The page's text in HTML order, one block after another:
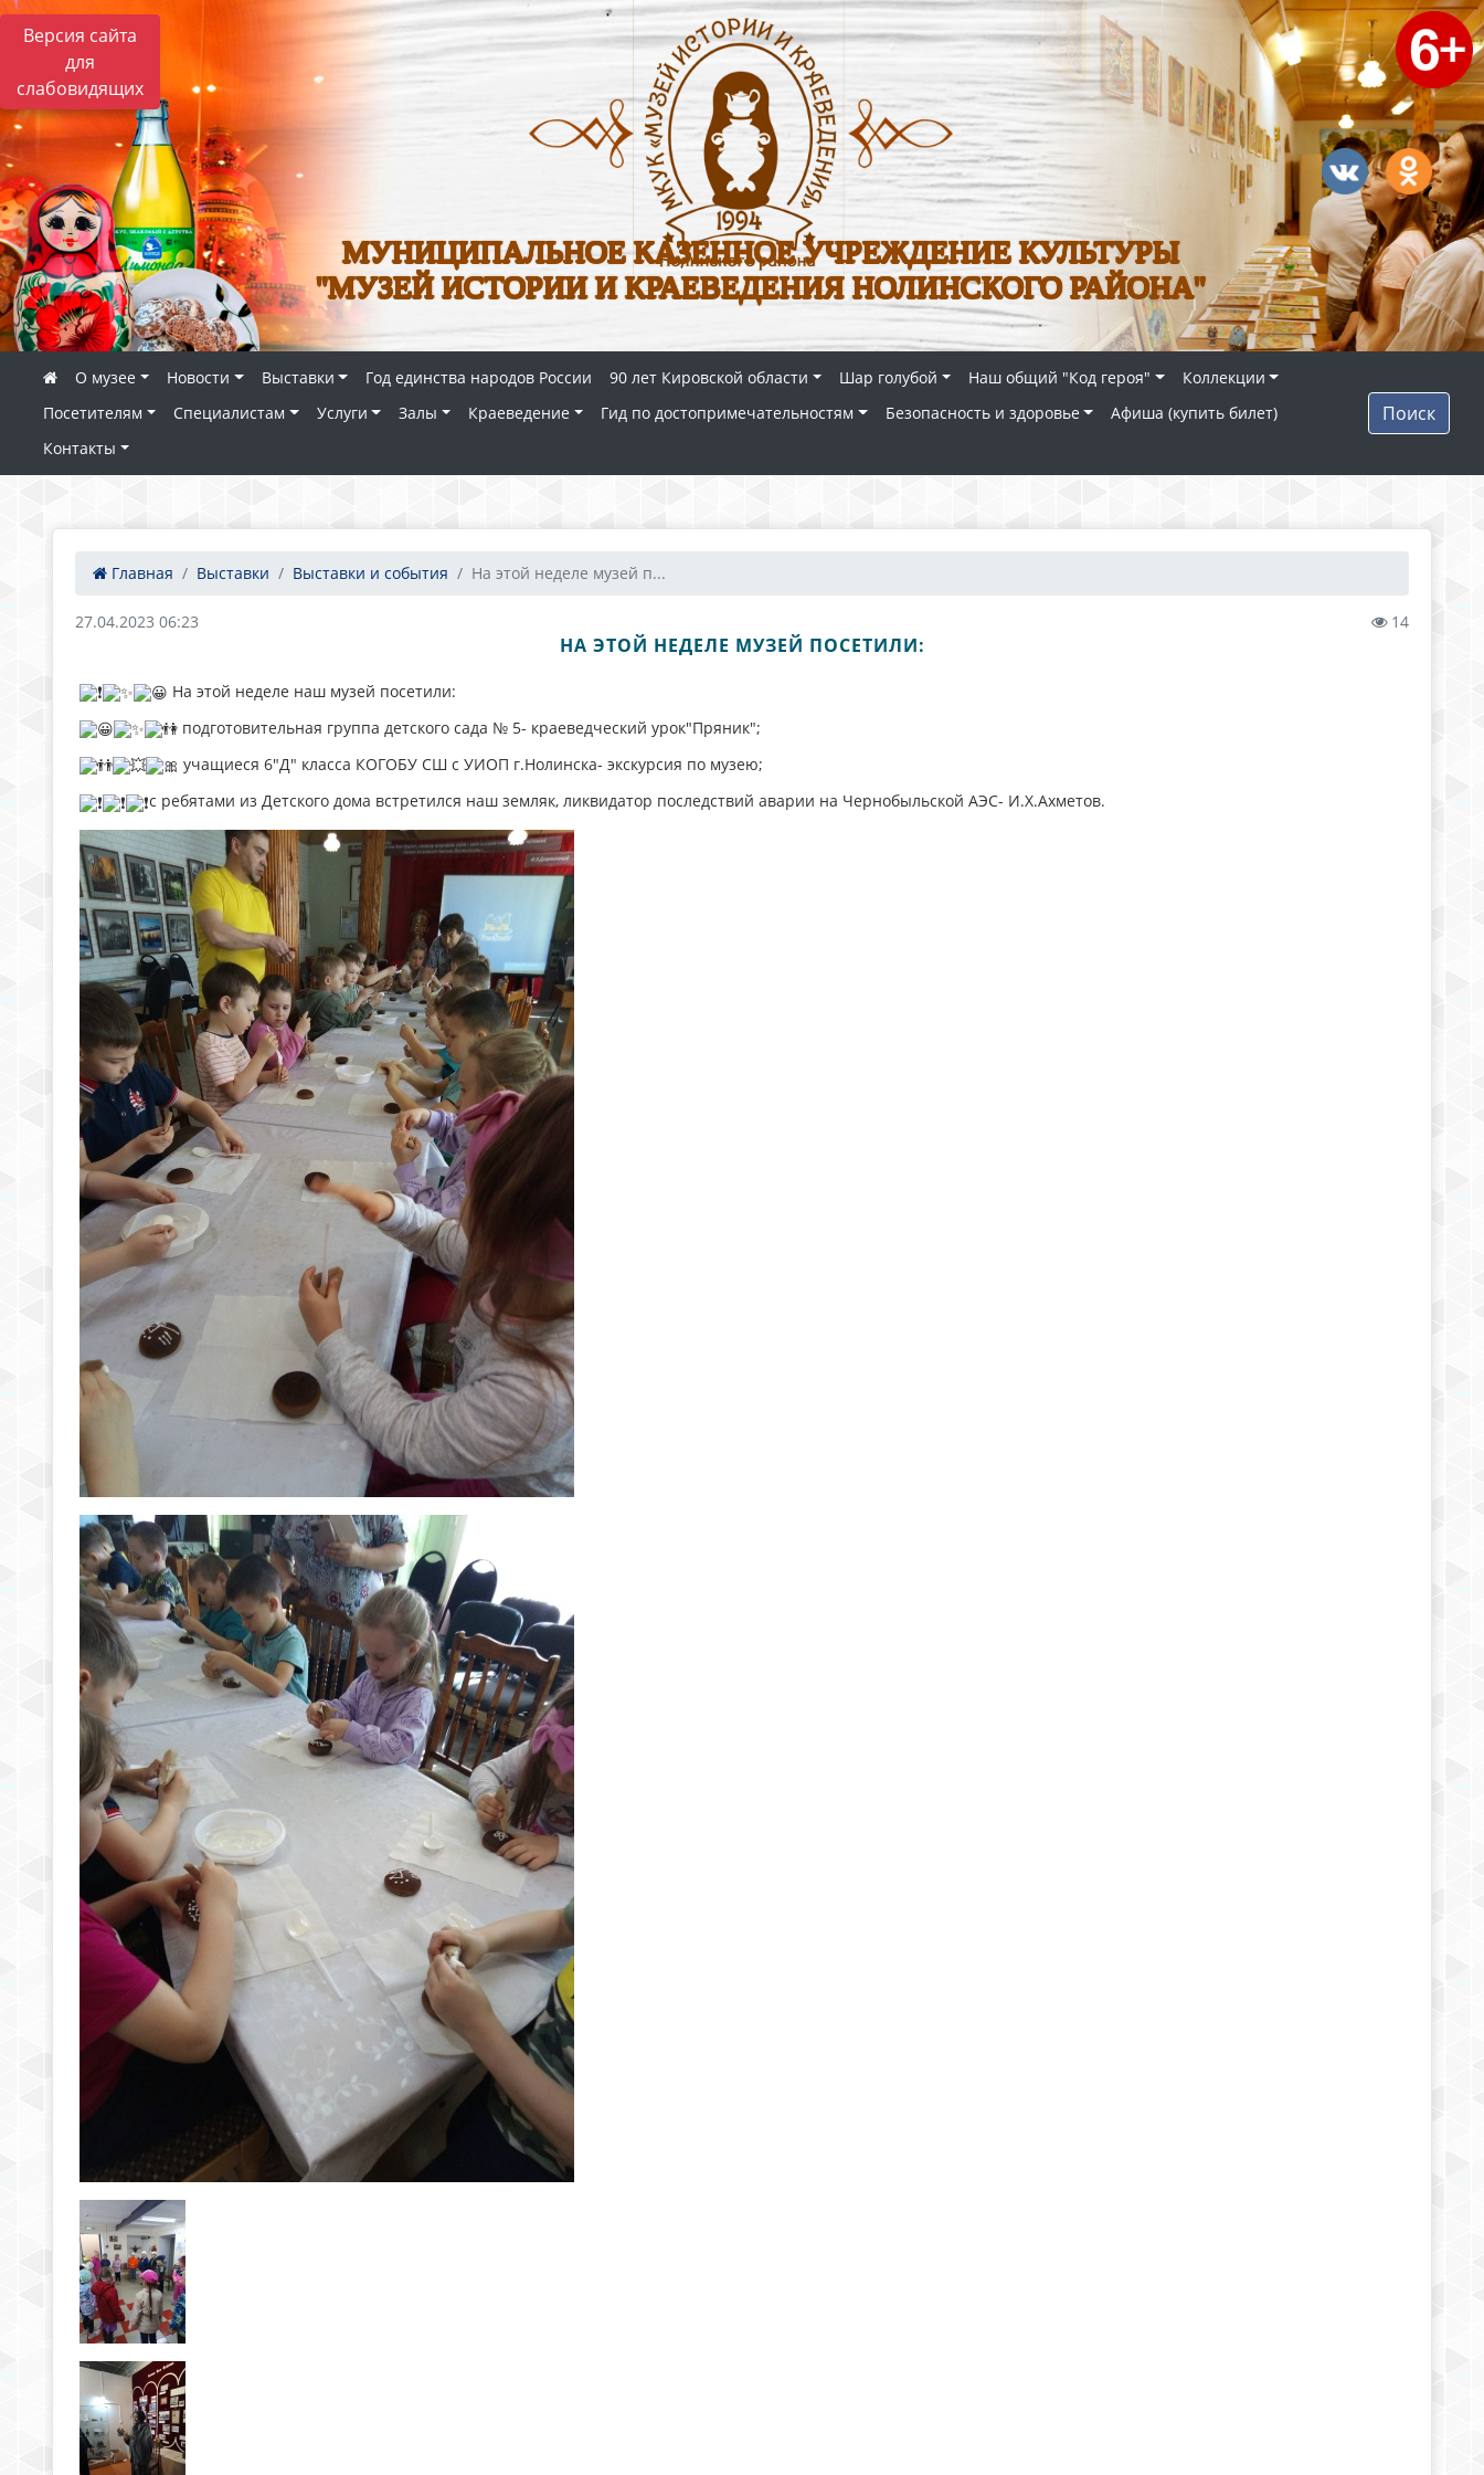
Версия сайта
для
слабовидящих
МУНИЦИПАЛЬНОЕ КАЗЕННОЕ УЧРЕЖДЕНИЕ КУЛЬТУРЫ
"МУЗЕЙ ИСТОРИИ И КРАЕВЕДЕНИЯ НОЛИНСКОГО РАЙОНА"
О музее Новости Выставки Год единства народов России 90 лет Кировской области Шар голубой Наш общий "Код героя"
Коллекции
Посетителям
Специалистам Услуги Залы Краеведение Гид по достопримечательностям Безопасность и здоровье
Афиша (купить билет)
Контакты
Поиск
Главная Выставки Выставки и события На этой неделе музей п...
27.04.2023 06:23 14
НА ЭТОЙ НЕДЕЛЕ МУЗЕЙ ПОСЕТИЛИ:
На этой неделе наш музей посетили:
подготовительная группа детского сада № 5- краеведческий урок"Пряник";
учащиеся 6"Д" класса КОГОБУ СШ с УИОП г.Нолинска- экскурсия по музею;
с ребятами из Детского дома встретился наш земляк, ликвидатор последствий аварии на Чернобыльской АЭС- И.Х.Ахметов.